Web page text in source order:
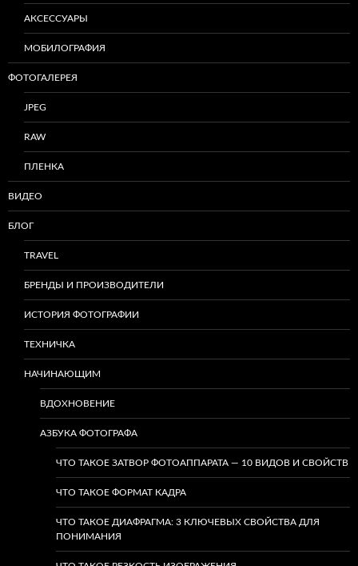
АКСЕССУАРЫ
МОБИЛОГРАФИЯ
ФОТОГАЛЕРЕЯ
JPEG
RAW
ПЛЕНКА
ВИДЕО
БЛОГ
TRAVEL
БРЕНДЫ И ПРОИЗВОДИТЕЛИ
ИСТОРИЯ ФОТОГРАФИИ
ТЕХНИЧКА
НАЧИНАЮЩИМ
ВДОХНОВЕНИЕ
АЗБУКА ФОТОГРАФА
ЧТО ТАКОЕ ЗАТВОР ФОТОАППАРАТА — 10 ВИДОВ И СВОЙСТВ
ЧТО ТАКОЕ ФОРМАТ КАДРА
ЧТО ТАКОЕ ДИАФРАГМА: 3 КЛЮЧЕВЫХ СВОЙСТВА ДЛЯ
ПОНИМАНИЯ